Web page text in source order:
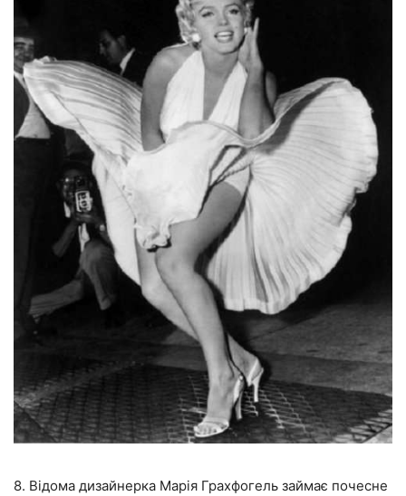
8. Відома дизайнерка Марія Грахфогель займає почесне